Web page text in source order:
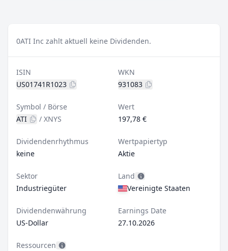
0ATI Inc zahlt aktuell keine Dividenden.
ISIN
US01741R1023
WKN
931083
Symbol / Börse
ATI
/ XNYS
Wert
197,78 €
Dividendenrhythmus
keine
Wertpapiertyp
Aktie
Sektor
Industriegüter
Land
Vereinigte Staaten
Dividendenwährung
US-Dollar
Earnings Date
27.10.2026
Ressourcen